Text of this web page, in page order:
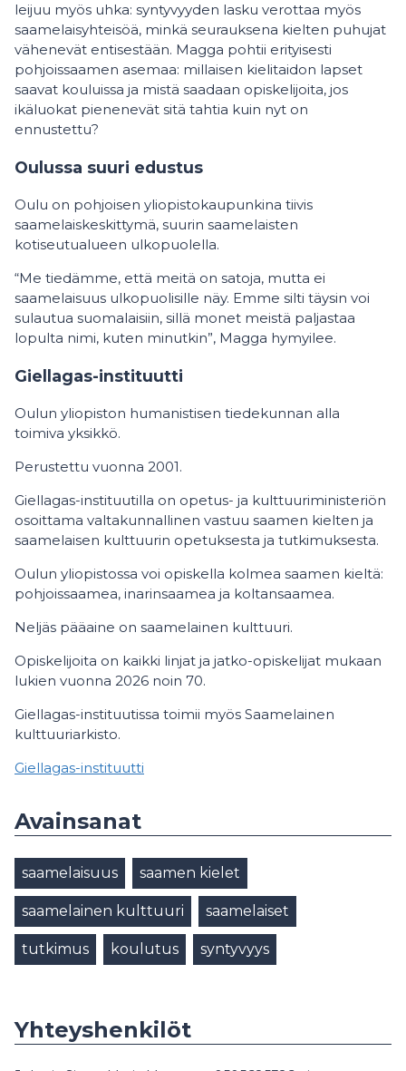
leijuu myös uhka: syntyvyyden lasku verottaa myös
saamelaisyhteisöä, minkä seurauksena kielten puhujat
vähenevät entisestään. Magga pohtii erityisesti
pohjoissaamen asemaa: millaisen kielitaidon lapset
saavat kouluissa ja mistä saadaan opiskelijoita, jos
ikäluokat pienenevät sitä tahtia kuin nyt on
ennustettu?
Oulussa suuri edustus
Oulu on pohjoisen yliopistokaupunkina tiivis
saamelaiskeskittymä, suurin saamelaisten
kotiseutualueen ulkopuolella.
“Me tiedämme, että meitä on satoja, mutta ei
saamelaisuus ulkopuolisille näy. Emme silti täysin voi
sulautua suomalaisiin, sillä monet meistä paljastaa
lopulta nimi, kuten minutkin”, Magga hymyilee.
Giellagas-instituutti
Oulun yliopiston humanistisen tiedekunnan alla
toimiva yksikkö.
Perustettu vuonna 2001.
Giellagas-instituutilla on opetus- ja kulttuuriministeriön
osoittama valtakunnallinen vastuu saamen kielten ja
saamelaisen kulttuurin opetuksesta ja tutkimuksesta.
Oulun yliopistossa voi opiskella kolmea saamen kieltä:
pohjoissaamea, inarinsaamea ja koltansaamea.
Neljäs pääaine on saamelainen kulttuuri.
Opiskelijoita on kaikki linjat ja jatko-opiskelijat mukaan
lukien vuonna 2026 noin 70.
Giellagas-instituutissa toimii myös Saamelainen
kulttuuriarkisto.
Giellagas-instituutti
Avainsanat
saamelaisuus saamen kielet
saamelainen kulttuuri saamelaiset
tutkimus koulutus syntyvyys
Yhteyshenkilöt